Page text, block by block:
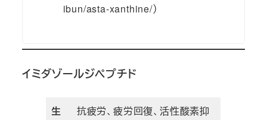
ibun/asta-xanthine/）
イミダゾールジペプチド
生
抗疲労、疲労回復、活性酸素抑